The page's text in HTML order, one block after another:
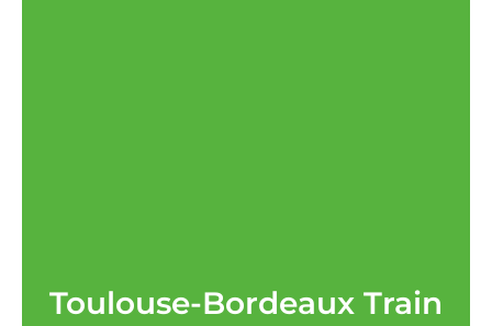
Toulouse-Bordeaux Train